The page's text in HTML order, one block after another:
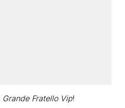
Grande Fratello Vip!